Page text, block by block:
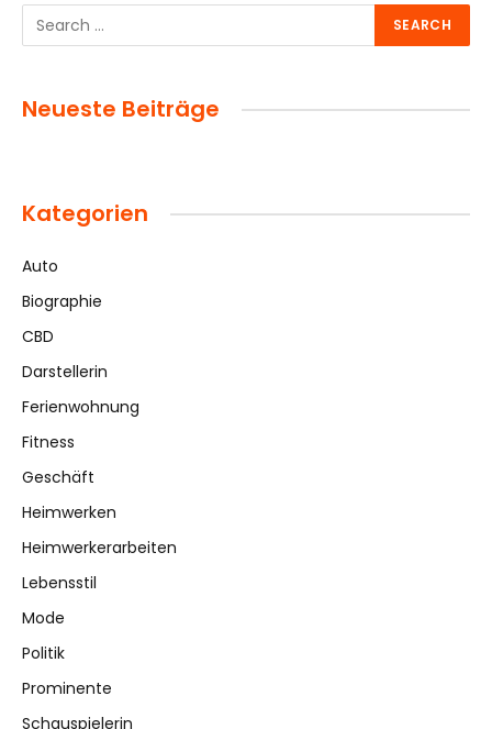
Neueste Beiträge
Kategorien
Auto
Biographie
CBD
Darstellerin
Ferienwohnung
Fitness
Geschäft
Heimwerken
Heimwerkerarbeiten
Lebensstil
Mode
Politik
Prominente
Schauspielerin